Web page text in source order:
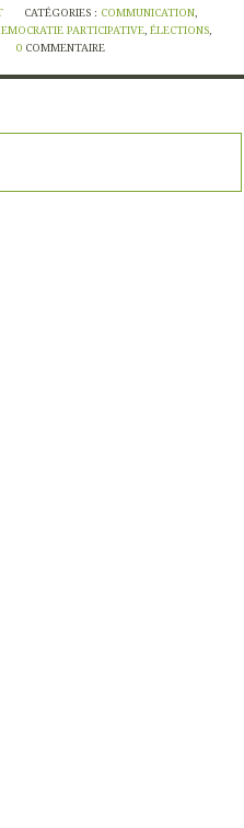
CATÉGORIES : COMMUNICATION,
PARTICIPATIVE, ÉLECTIONS,
0 COMMENTAIRE